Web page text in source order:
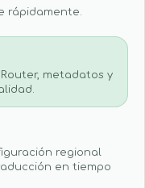
rápidamente.
metadatos y
regional
en tiempo